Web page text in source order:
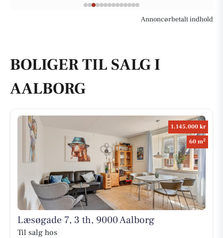
Annoncørbetalt indhold
BOLIGER TIL SALG I
AALBORG
1.145.000 kr
60 m2
Læsøgade 7, 3 th, 9000 Aalborg
Til salg hos